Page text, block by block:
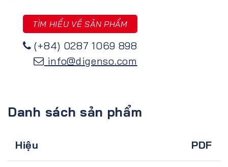
TÌM HIỂU VỀ SẢN PHẨM
(+84) 0287 1069 898
info@digenso.com
Danh sách sản phẩm
Hiệu PDF